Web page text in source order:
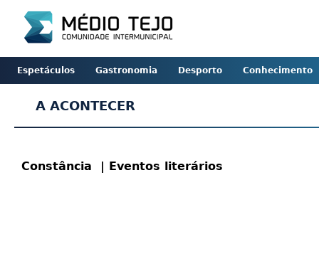
Espetáculos Gastronomia Desporto Conhecimento
A ACONTECER
Constância | Eventos literários